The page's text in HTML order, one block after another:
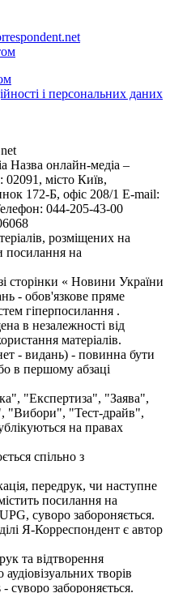
і персональних даних
Назва онлайн-медіа –
місто Київ,
172-Б, офіс 208/1 E-mail:
044-205-43-00
розміщених на
посилання на
сторінки « Новини України
- обов'язкове пряме
гіперпосилання .
в незалежності від
матеріалів.
- видань) - повинна бути
в першому абзаці
"Експертиза", "Заява",
"Вибори", "Тест-драйв",
на правах
спільно з
передрук, чи наступне
посилання на
суворо забороняється.
Я-Корреспондент є автор
та відтворення
творів
суворо забороняється.